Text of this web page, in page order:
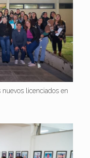
licenciados en